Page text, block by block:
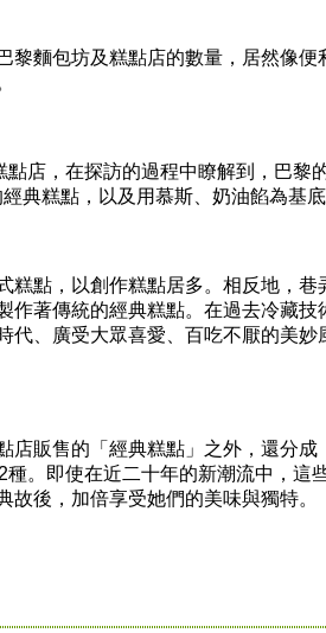
麵包坊及糕點店的數量，居然像便
，在探訪的過程中瞭解到，巴黎
典糕點，以及用慕斯、奶油餡為基底
點，以創作糕點居多。相反地，巷
著傳統的經典糕點。在過去冷藏技
代、廣受大眾喜愛、百吃不厭的美
販售的「經典糕點」之外，還分成
。即使在近二十年的新潮流中，這
後，加倍享受她們的美味與獨特。